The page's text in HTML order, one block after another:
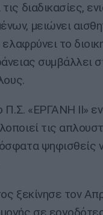
διαδικασίες,
μειώνει
το
συμβάλλει
«ΕΡΓΑΝΗ ΙΙ»
τις
ψηφισθείς
ξεκίνησε τον
σε